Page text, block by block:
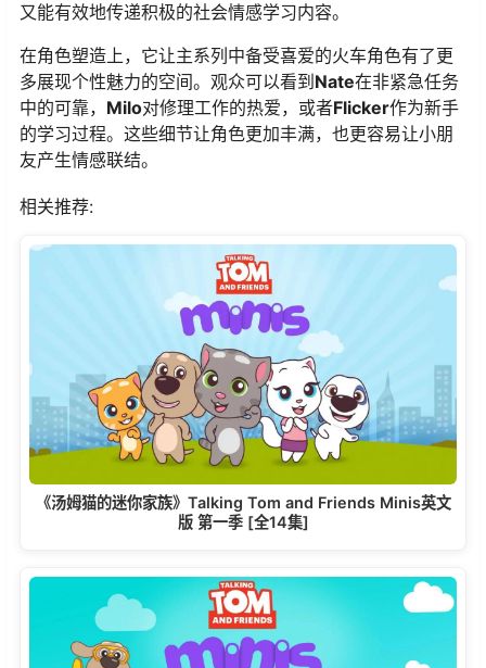
又能有效地传递积极的社会情感学习内容。
在角色塑造上，它让主系列中备受喜爱的火车角色有了更
多展现个性魅力的空间。观众可以看到 Nate在非紧急任务
中的可靠， Milo对修理工作的热爱，或者Flicker作为新手
的学习过程。这些细节让角色更加丰满，也更容易让小朋
友产生情感联结。
相关推荐:
《汤姆猫的迷你家族》Talking Tom and Friends Minis英文
版 第一季 [全14集]